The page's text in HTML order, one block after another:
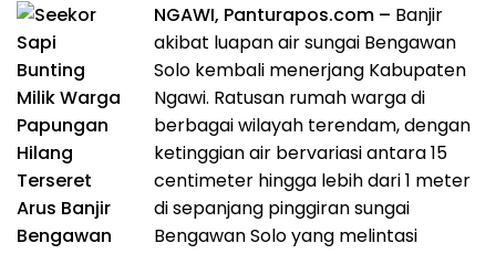
NGAWI, Panturapos.com – Banjir
akibat luapan air sungai Bengawan
Solo kembali menerjang Kabupaten
Ngawi. Ratusan rumah warga di
berbagai wilayah terendam, dengan
ketinggian air bervariasi antara 15
centimeter hingga lebih dari 1 meter
di sepanjang pinggiran sungai
Bengawan Solo yang melintasi